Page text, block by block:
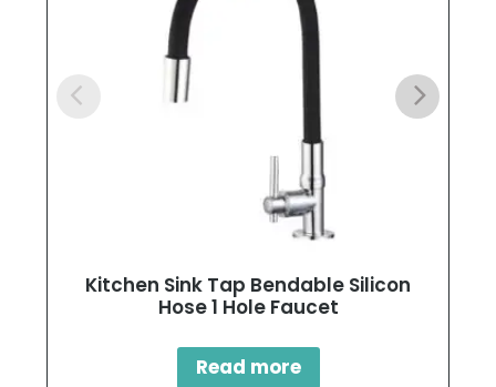
Kitchen Sink Tap Bendable Silicon
Hose 1 Hole Faucet
Read more